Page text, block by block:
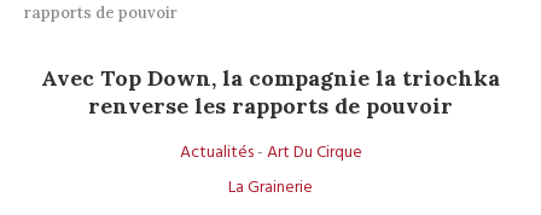
rapports de pouvoir
Avec Top Down, la compagnie la triochka
renverse les rapports de pouvoir
Actualités-Art Du Cirque
La Grainerie